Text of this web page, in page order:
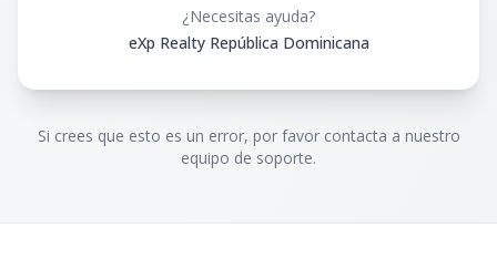
¿Necesitas ayuda?
eXp Realty República Dominicana
Si crees que esto es un error, por favor contacta a nuestro
equipo de soporte.